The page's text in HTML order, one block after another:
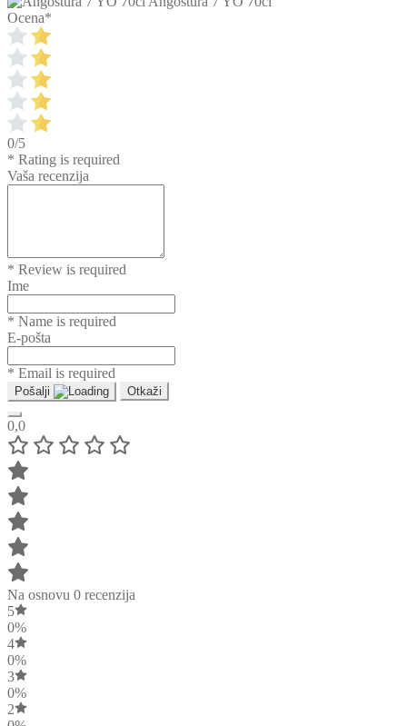
Ocena*
0/5
* Rating is required
Vaša recenzija
* Review is required
Ime
* Name is required
E-pošta
* Email is required
Pošalji Otkaži
0,0
Na osnovu 0 recenzija
5
0%
4
0%
3
0%
2